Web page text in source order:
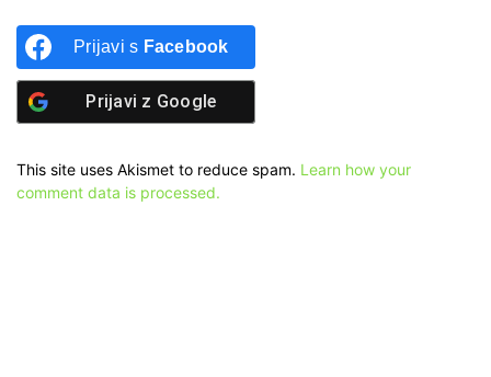
Prijavi s Facebook
Prijavi z Google
This site uses Akismet to reduce spam. Learn how your
comment data is processed.